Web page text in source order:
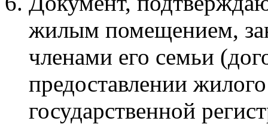
жилым помещением,
членами его семьи
предоставлении
государственной